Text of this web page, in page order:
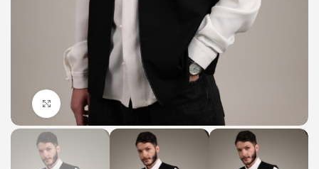
Click to enlarge